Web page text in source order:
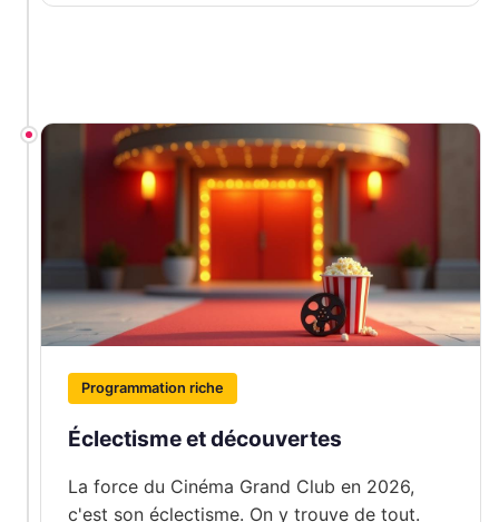
Programmation riche
Éclectisme et découvertes
La force du Cinéma Grand Club en 2026,
c'est son éclectisme. On y trouve de tout.